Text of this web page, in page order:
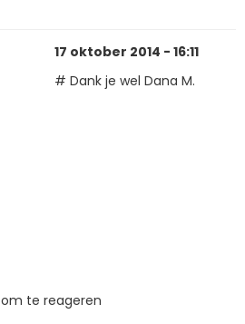
17 oktober 2014 - 16:11
# Dank je wel Dana M.
om te reageren